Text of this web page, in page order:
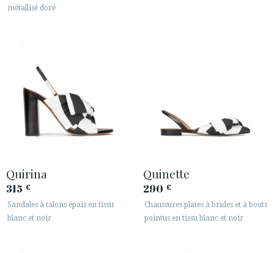
métallisé doré
Quirina
315 €
Sandales à talons épais en tissu
blanc et noir
Quinette
290 €
Chaussures plates à brides et à bouts
pointus en tissu blanc et noir